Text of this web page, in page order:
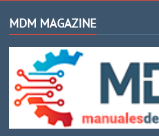
MDM MAGAZINE